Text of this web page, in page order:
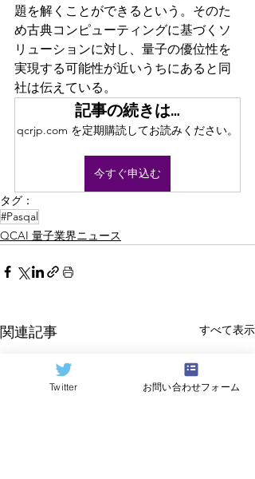
題を解くことができるという。そのた
め古典コンピューティングに基づくソ
リューションに対し、量子の優位性を
実現する可能性が近いうちにあると同
社は伝えている。
記事の続きは…
qcrjp.com を定期購読してお読みください。
今すぐ申込む
タグ：
#Pasqal
QCAI 量子業界ニュース
関連記事 すべて表示
Twitter お問い合わせフォーム